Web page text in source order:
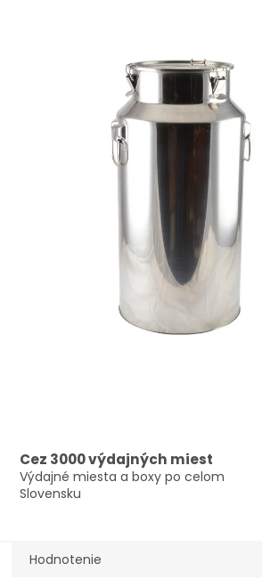
Cez 3000 výdajných miest
Výdajné miesta a boxy po celom
Slovensku
Hodnotenie